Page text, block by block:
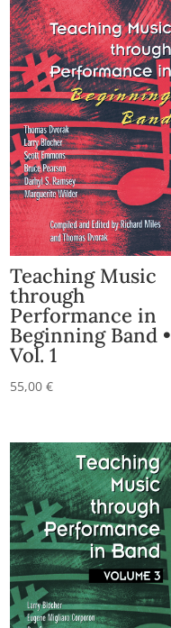
Teaching Music
through
Performance in
Beginning Band •
Vol. 1
55,00€